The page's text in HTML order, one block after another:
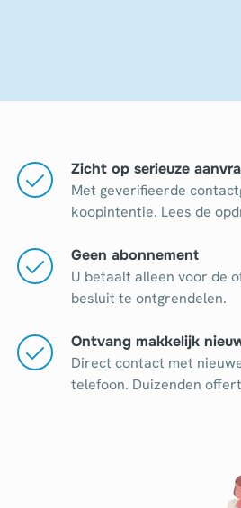
Zicht op serieuze
Met geverifieerde
koopintentie. Lees de
Geen abonnement
U betaalt alleen voor de
besluit te ontgrendelen.
Ontvang makkelijk
Direct contact met
telefoon. Duizenden